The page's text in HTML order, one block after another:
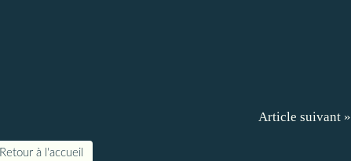
Article suivant »
Retour à l'accueil